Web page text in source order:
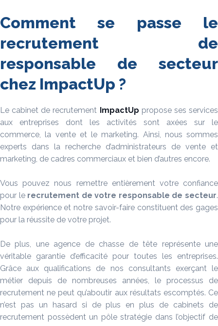
Comment se passe le
recrutement de
responsable de secteur
chez ImpactUp ?
Le cabinet de recrutement ImpactUp propose ses services
aux entreprises dont les activités sont axées sur le
commerce, la vente et le marketing. Ainsi, nous sommes
experts dans la recherche d’administrateurs de vente et
marketing, de cadres commerciaux et bien d’autres encore.
Vous pouvez nous remettre entièrement votre confiance
pour le recrutement de votre responsable de secteur.
Notre expérience et notre savoir-faire constituent des gages
pour la réussite de votre projet.
De plus, une agence de chasse de tête représente une
véritable garantie d’efficacité pour toutes les entreprises.
Grâce aux qualifications de nos consultants exerçant le
métier depuis de nombreuses années, le processus de
recrutement ne peut qu’aboutir aux résultats escomptés. Ce
n’est pas un hasard si de plus en plus de cabinets de
recrutement possèdent un pôle stratégie dans l’objectif de